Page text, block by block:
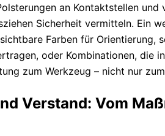
an Kontaktstellen und
Sicherheit vermitteln. Ein
Farben für Orientierung,
oder Kombinationen, die
zum Werkzeug – nicht nur
Verstand: Vom